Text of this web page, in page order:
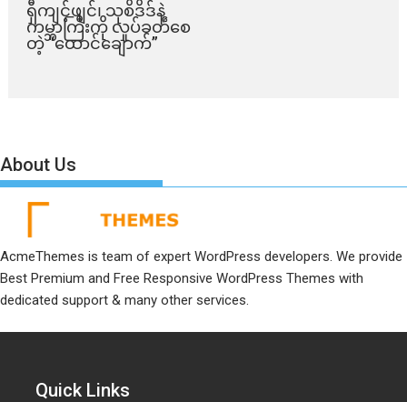
ရှီကျင့်ဖျင်၊ သုစိဒိဒ်နဲ့
ကမ္ဘာကြီးကို လှုပ်ခတ်စေ
တဲ့ “ထောင်ချောက်”
About Us
AcmeThemes is team of expert WordPress developers. We provide
Best Premium and Free Responsive WordPress Themes with
dedicated support & many other services.
Quick Links